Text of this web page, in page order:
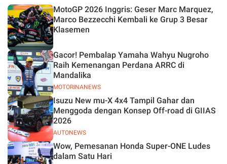
Silverstone!
MotoGP 2026 Inggris: Geser Marc Marquez,
Marco Bezzecchi Kembali ke Grup 3 Besar
Klasemen
MOTORINANEWS
Gacor! Pembalap Yamaha Wahyu Nugroho
Raih Kemenangan Perdana ARRC di
Mandalika
AUTONEWS
Isuzu New mu-X 4x4 Tampil Gahar dan
Menggoda dengan Konsep Off-road di GIIAS
2026
Wow, Pemesanan Honda Super-ONE Ludes
dalam Satu Hari